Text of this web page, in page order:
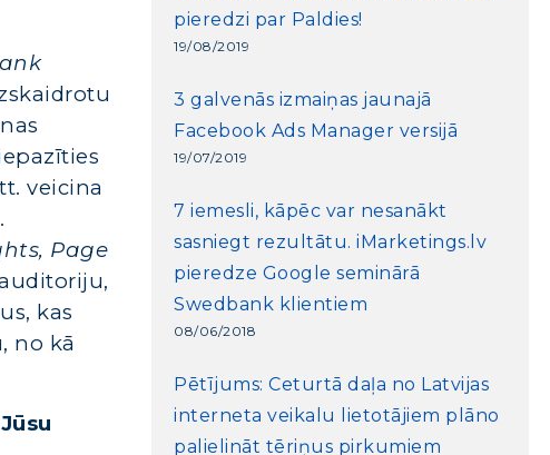
veicina
Page
kas
no kā
pieredzi par Paldies!
19/08/2019
3 galvenās izmaiņas jaunajā
Facebook Ads Manager versijā
19/07/2019
7 iemesli, kāpēc var nesanākt
sasniegt rezultātu. iMarketings.lv
pieredze Google seminārā
Swedbank klientiem
08/06/2018
Pētījums: Ceturtā daļa no Latvijas
interneta veikalu lietotājiem plāno
palielināt tēriņus pirkumiem